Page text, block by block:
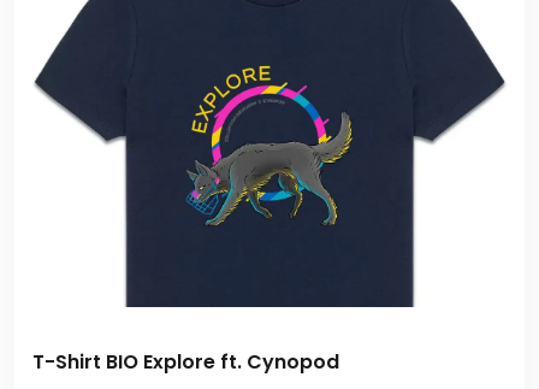
T-Shirt BIO Explore ft. Cynopod